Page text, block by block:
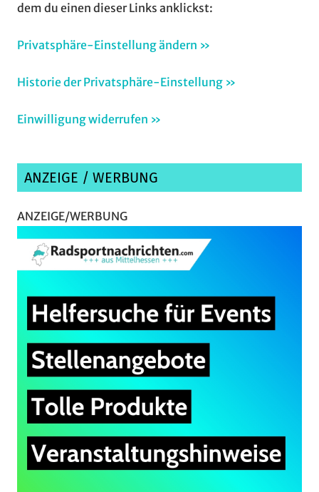
dem du einen dieser Links anklickst:
Privatsphäre-Einstellung ändern »
Historie der Privatsphäre-Einstellung »
Einwilligung widerrufen »
ANZEIGE / WERBUNG
ANZEIGE/WERBUNG